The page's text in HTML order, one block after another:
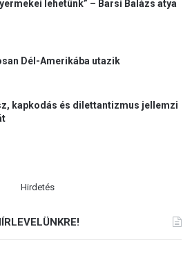
lehetünk” – Barsi Balázs atya
Dél-Amerikába utazik
kapkodás és dilettantizmus jellemzi
Hirdetés